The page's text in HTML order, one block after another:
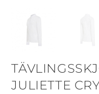
JULIETTE